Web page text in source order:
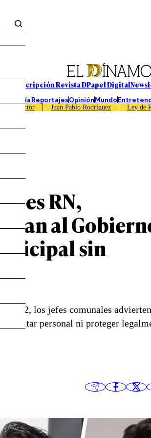
Suscripción Revista DPapel Digital
EconomíaReportajesOpiniónMundo
Caso Sartor Juan Pablo Rodríguez Ley de
RN,
al
sin
los jefes comunales advierten
personal ni proteger